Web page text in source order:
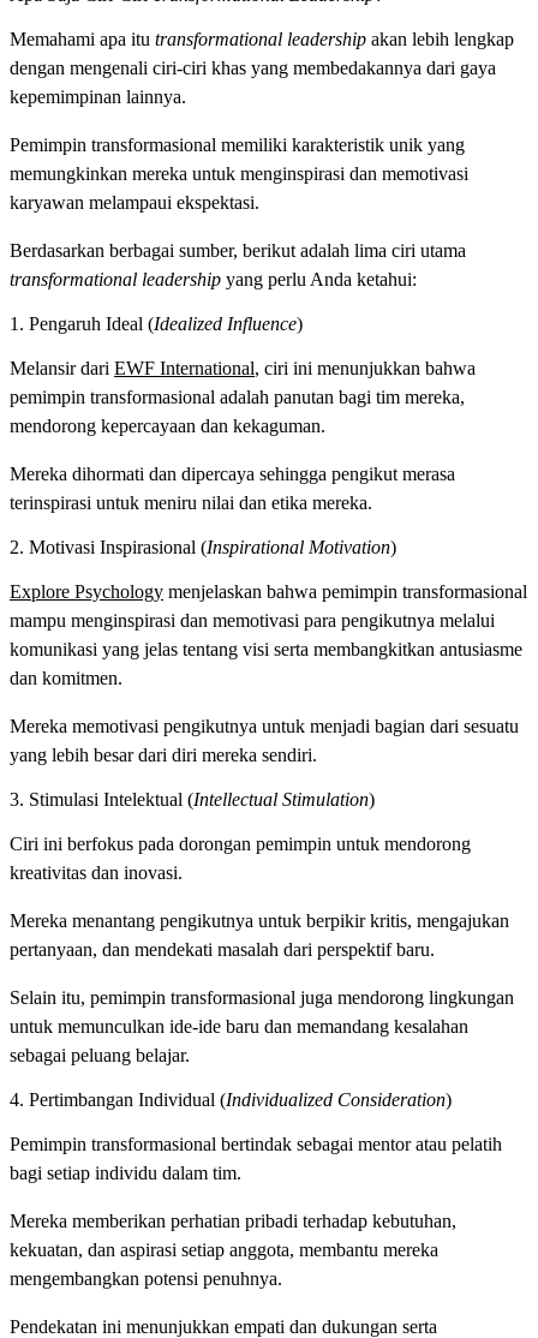
Memahami apa itu transformational leadership akan lebih lengkap
dengan mengenali ciri-ciri khas yang membedakannya dari gaya
kepemimpinan lainnya.
Pemimpin transformasional memiliki karakteristik unik yang
memungkinkan mereka untuk menginspirasi dan memotivasi
karyawan melampaui ekspektasi.
Berdasarkan berbagai sumber, berikut adalah lima ciri utama
transformational leadership yang perlu Anda ketahui:
1. Pengaruh Ideal (Idealized Influence)
Melansir dari EWF International, ciri ini menunjukkan bahwa
pemimpin transformasional adalah panutan bagi tim mereka,
mendorong kepercayaan dan kekaguman.
Mereka dihormati dan dipercaya sehingga pengikut merasa
terinspirasi untuk meniru nilai dan etika mereka.
2. Motivasi Inspirasional (Inspirational Motivation)
Explore Psychology menjelaskan bahwa pemimpin transformasional
mampu menginspirasi dan memotivasi para pengikutnya melalui
komunikasi yang jelas tentang visi serta membangkitkan antusiasme
dan komitmen.
Mereka memotivasi pengikutnya untuk menjadi bagian dari sesuatu
yang lebih besar dari diri mereka sendiri.
3. Stimulasi Intelektual (Intellectual Stimulation)
Ciri ini berfokus pada dorongan pemimpin untuk mendorong
kreativitas dan inovasi.
Mereka menantang pengikutnya untuk berpikir kritis, mengajukan
pertanyaan, dan mendekati masalah dari perspektif baru.
Selain itu, pemimpin transformasional juga mendorong lingkungan
untuk memunculkan ide-ide baru dan memandang kesalahan
sebagai peluang belajar.
4. Pertimbangan Individual (Individualized Consideration)
Pemimpin transformasional bertindak sebagai mentor atau pelatih
bagi setiap individu dalam tim.
Mereka memberikan perhatian pribadi terhadap kebutuhan,
kekuatan, dan aspirasi setiap anggota, membantu mereka
mengembangkan potensi penuhnya.
Pendekatan ini menunjukkan empati dan dukungan serta